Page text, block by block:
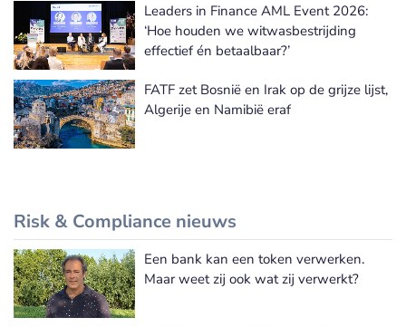
Leaders in Finance AML Event 2026:
‘Hoe houden we witwasbestrijding
effectief én betaalbaar?’
FATF zet Bosnië en Irak op de grijze lijst,
Algerije en Namibië eraf
Risk & Compliance nieuws
Meer Risk & Compliance nieuws
Een bank kan een token verwerken.
Maar weet zij ook wat zij verwerkt?